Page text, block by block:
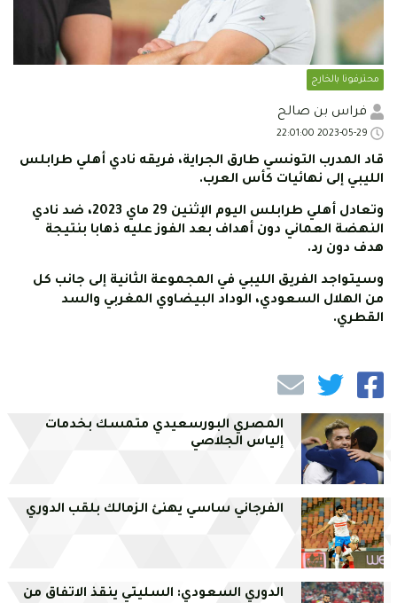
محترفونا بالخارج
فراس بن صالح
قاد المدرب التونسي طارق الجراية، فريقه نادي أهلي طرابلس
الليبي إلى نهائيات كأس العرب.
وتعادل أهلي طرابلس اليوم الإثنين 29 ماي 2023، ضد نادي
النهضة العماني دون أهداف بعد الفوز عليه ذهابا بنتيجة
هدف دون رد.
وسيتواجد الفريق الليبي في المجموعة الثانية إلى جانب كل
من الهلال السعودي، الوداد البيضاوي المغربي والسد
القطري.
المصري البورسعيدي متمسك بخدمات
إلياس الجلاصي
الفرجاني ساسي يهنئ الزمالك بلقب الدوري
الدوري السعودي: السليتي ينقذ الاتفاق من